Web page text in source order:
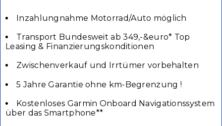
Inzahlungnahme Motorrad/Auto möglich
Transport Bundesweit ab 349,-&euro* Top
Leasing & Finanzierungskonditionen
Zwischenverkauf und Irrtümer vorbehalten
5 Jahre Garantie ohne km-Begrenzung !
Kostenloses Garmin Onboard Navigationssystem
über das Smartphone**